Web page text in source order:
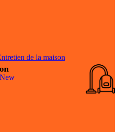
de la maison
New